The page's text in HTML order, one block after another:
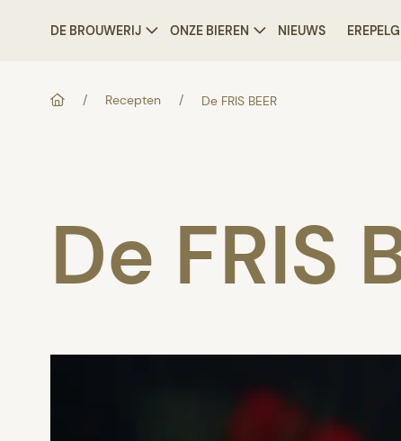
DE BROUWERIJ ONZE BIEREN NIEUWS
/ Recepten / De FRIS BEER
De FRIS